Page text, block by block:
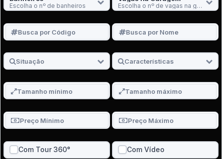
Escolha o nº de banheiros Escolha o nº de vagas na garagem
Com Tour 360° Com Vídeo